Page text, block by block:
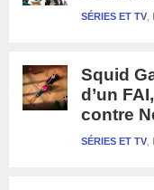
SÉRIES ET TV
Squid
d’un
contre
SÉRIES ET TV